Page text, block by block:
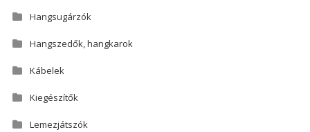
Hangsugárzók
Hangszedők, hangkarok
Kábelek
Kiegészítők
Lemezjátszók